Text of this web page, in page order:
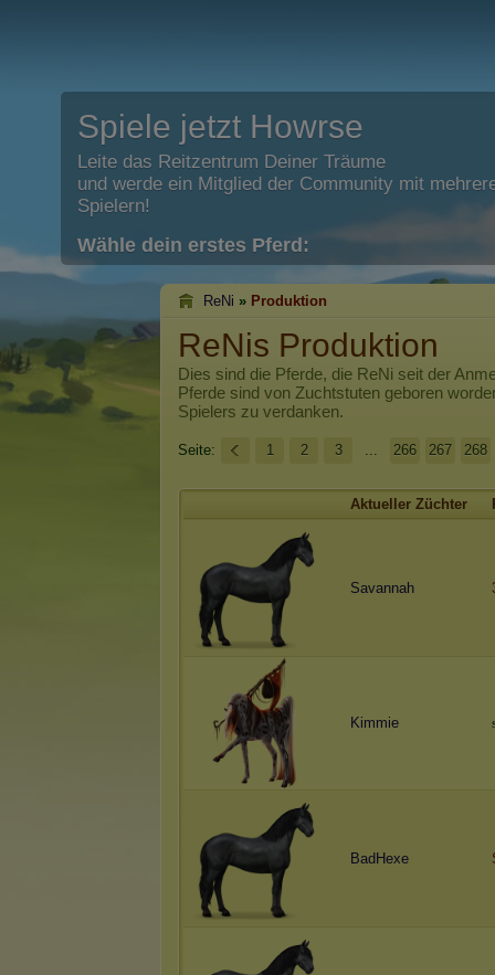
Spiele jetzt Howrse
Leite das Reitzentrum Deiner Träume
und werde ein Mitglied der Community mit
Spielern!
Wähle dein erstes Pferd:
ReNi » Produktion
ReNis Produktion
Dies sind die Pferde, die ReNi seit der
Pferde sind von Zuchtstuten geboren
Spielers zu verdanken.
Seite: 1 2 3 ... 266 267 268
Aktueller Züchter
Savannah
Kimmie
BadHexe